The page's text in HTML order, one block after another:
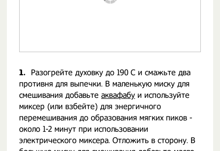
1.
Разогрейте духовку до 190 C и смажьте два
противня для выпечки. В маленькую миску для
смешивания добавьте аквафабу и используйте
миксер (или взбейте) для энергичного
перемешивания до образования мягких пиков -
около 1-2 минут при использовании
электрического миксера. Отложить в сторону. В